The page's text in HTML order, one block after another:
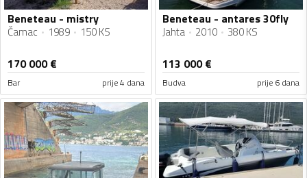
Beneteau - mistry
Čamac 1989 150 KS
170 000€
Bar prije 4 dana
Beneteau - antares 30fly
Jahta 2010 380 KS
113 000€
Budva prije 6 dana